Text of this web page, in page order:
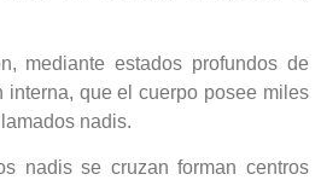
mediante estados profundos de
interna, que el cuerpo posee miles
nadis.
nadis se cruzan forman centros